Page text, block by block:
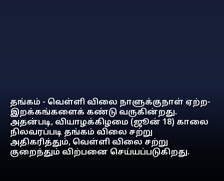
தங்கம் - வெள்ளி விலை நாளுக்குநாள் ஏற்ற-
இறக்கங்களைக் கண்டு வருகின்றது.
அதன்படி, வியாழக்கிழமை (ஜூன் 18) காலை
நிலவரப்படி தங்கம் விலை சற்று
அதிகரித்தும், வெள்ளி விலை சற்று
குறைந்தும் விற்பனை செய்யப்படுகிறது.